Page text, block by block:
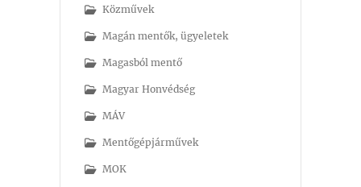
Közművek
Magán mentők, ügyeletek
Magasból mentő
Magyar Honvédség
MÁV
Mentőgépjárművek
MOK